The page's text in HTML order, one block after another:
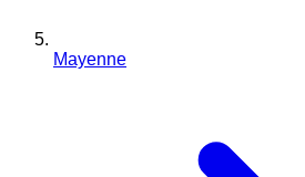
Mayenne